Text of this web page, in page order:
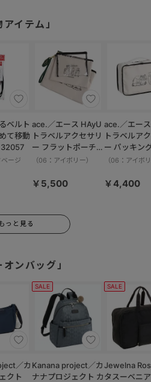
イテム」
ベルト
て移動
32057
ベージ
ace.／エース HAyU
トラベルアクセサリ
ー フラットポーチセ
ット 17825
（06：アイボリー）
￥5,500
ace.／エース
トラベルア
ー パッキン
M 17822
（06：アイボ
￥4,400
っと見る
ンバッグ」
／カ
クト
SALE
Kanana project／カ
ナナプロジェクト カ
SALE
Jewelna
タスーベニ